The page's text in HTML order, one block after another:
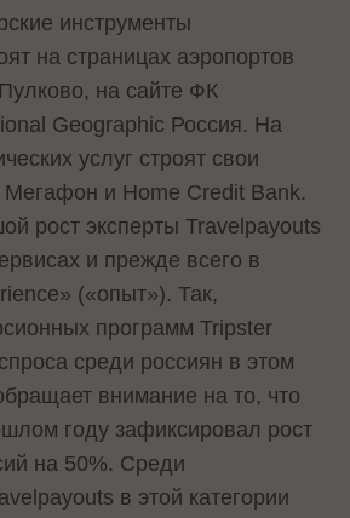
инструменты
на страницах аэропортов
на сайте ФК
Geographic Россия. На
услуг строят свои
и Home Credit Bank.
рост эксперты Travelpayouts
и прежде всего в
(«опыт»). Так,
программ Tripster
среди россиян в этом
внимание на то, что
году зафиксировал рост
на 50%. Среди
в этой категории